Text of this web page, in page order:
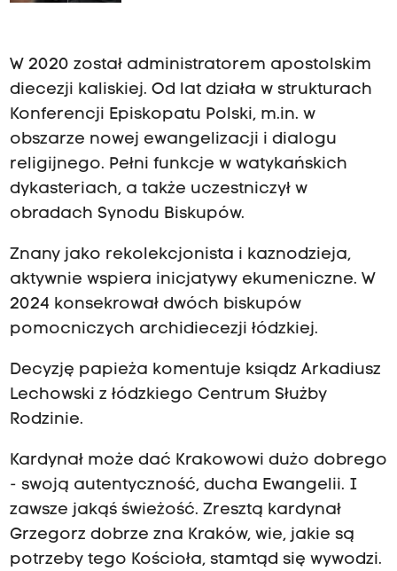
W 2020 został administratorem apostolskim
diecezji kaliskiej. Od lat działa w strukturach
Konferencji Episkopatu Polski, m.in. w
obszarze nowej ewangelizacji i dialogu
religijnego. Pełni funkcje w watykańskich
dykasteriach, a także uczestniczył w
obradach Synodu Biskupów.
Znany jako rekolekcjonista i kaznodzieja,
aktywnie wspiera inicjatywy ekumeniczne. W
2024 konsekrował dwóch biskupów
pomocniczych archidiecezji łódzkiej.
Decyzję papieża komentuje ksiądz Arkadiusz
Lechowski z łódzkiego Centrum Służby
Rodzinie.
Kardynał może dać Krakowowi dużo dobrego
- swoją autentyczność, ducha Ewangelii. I
zawsze jakąś świeżość. Zresztą kardynał
Grzegorz dobrze zna Kraków, wie, jakie są
potrzeby tego Kościoła, stamtąd się wywodzi.